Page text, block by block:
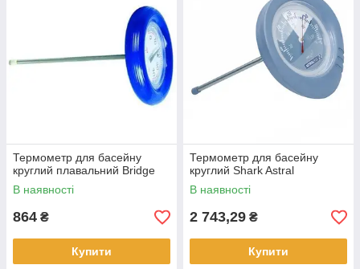
Термометр для басейну
круглий плавальний Bridge
В наявності
864 ₴
Купити
Термометр для басейну
круглий Shark Astral
В наявності
2 743,29 ₴
Купити